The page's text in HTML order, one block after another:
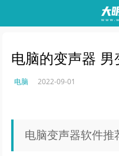
电脑的变声器
电脑 2022-09-01
电脑变声器软件推